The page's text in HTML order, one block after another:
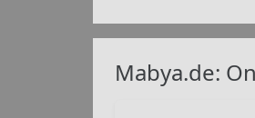
Mabya.de: